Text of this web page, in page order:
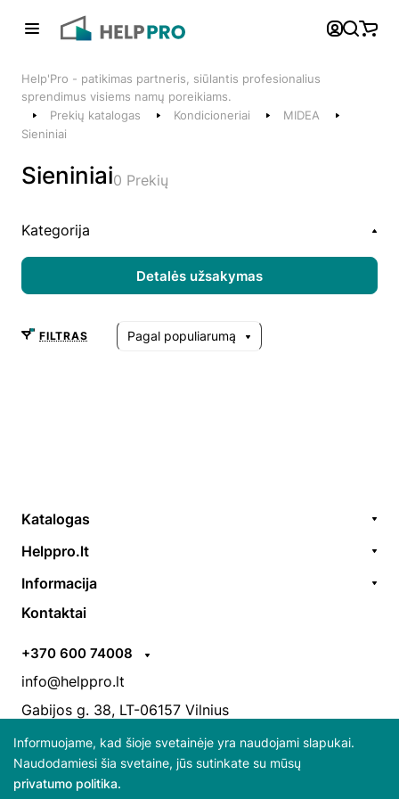
Telefonai
+370 600 74008
Susisiekite su mumis
Help'Pro - patikimas partneris, siūlantis profesionalius
sprendimus visiems namų poreikiams.
Prekių katalogas
Kondicioneriai
MIDEA
Sieniniai
Sieniniai0 Prekių
Kategorija
Detalės užsakymas
FILTRAS Pagal populiarumą
Katalogas
Prekės / aksesuarai
Akcijos
Prekiniai ženklai
Helppro.lt
EGS
ES parama
Atsiliepimai
Informacija
Pristatymo taisyklės
Pirkimo-pardavimo taisyklės
Kontaktai
+370 600 74008
info@helppro.lt
Gabijos g. 38, LT-06157 Vilnius
Informuojame, kad šioje svetainėje yra naudojami slapukai.
Naudodamiesi šia svetaine, jūs sutinkate su mūsų
privatumo politika.